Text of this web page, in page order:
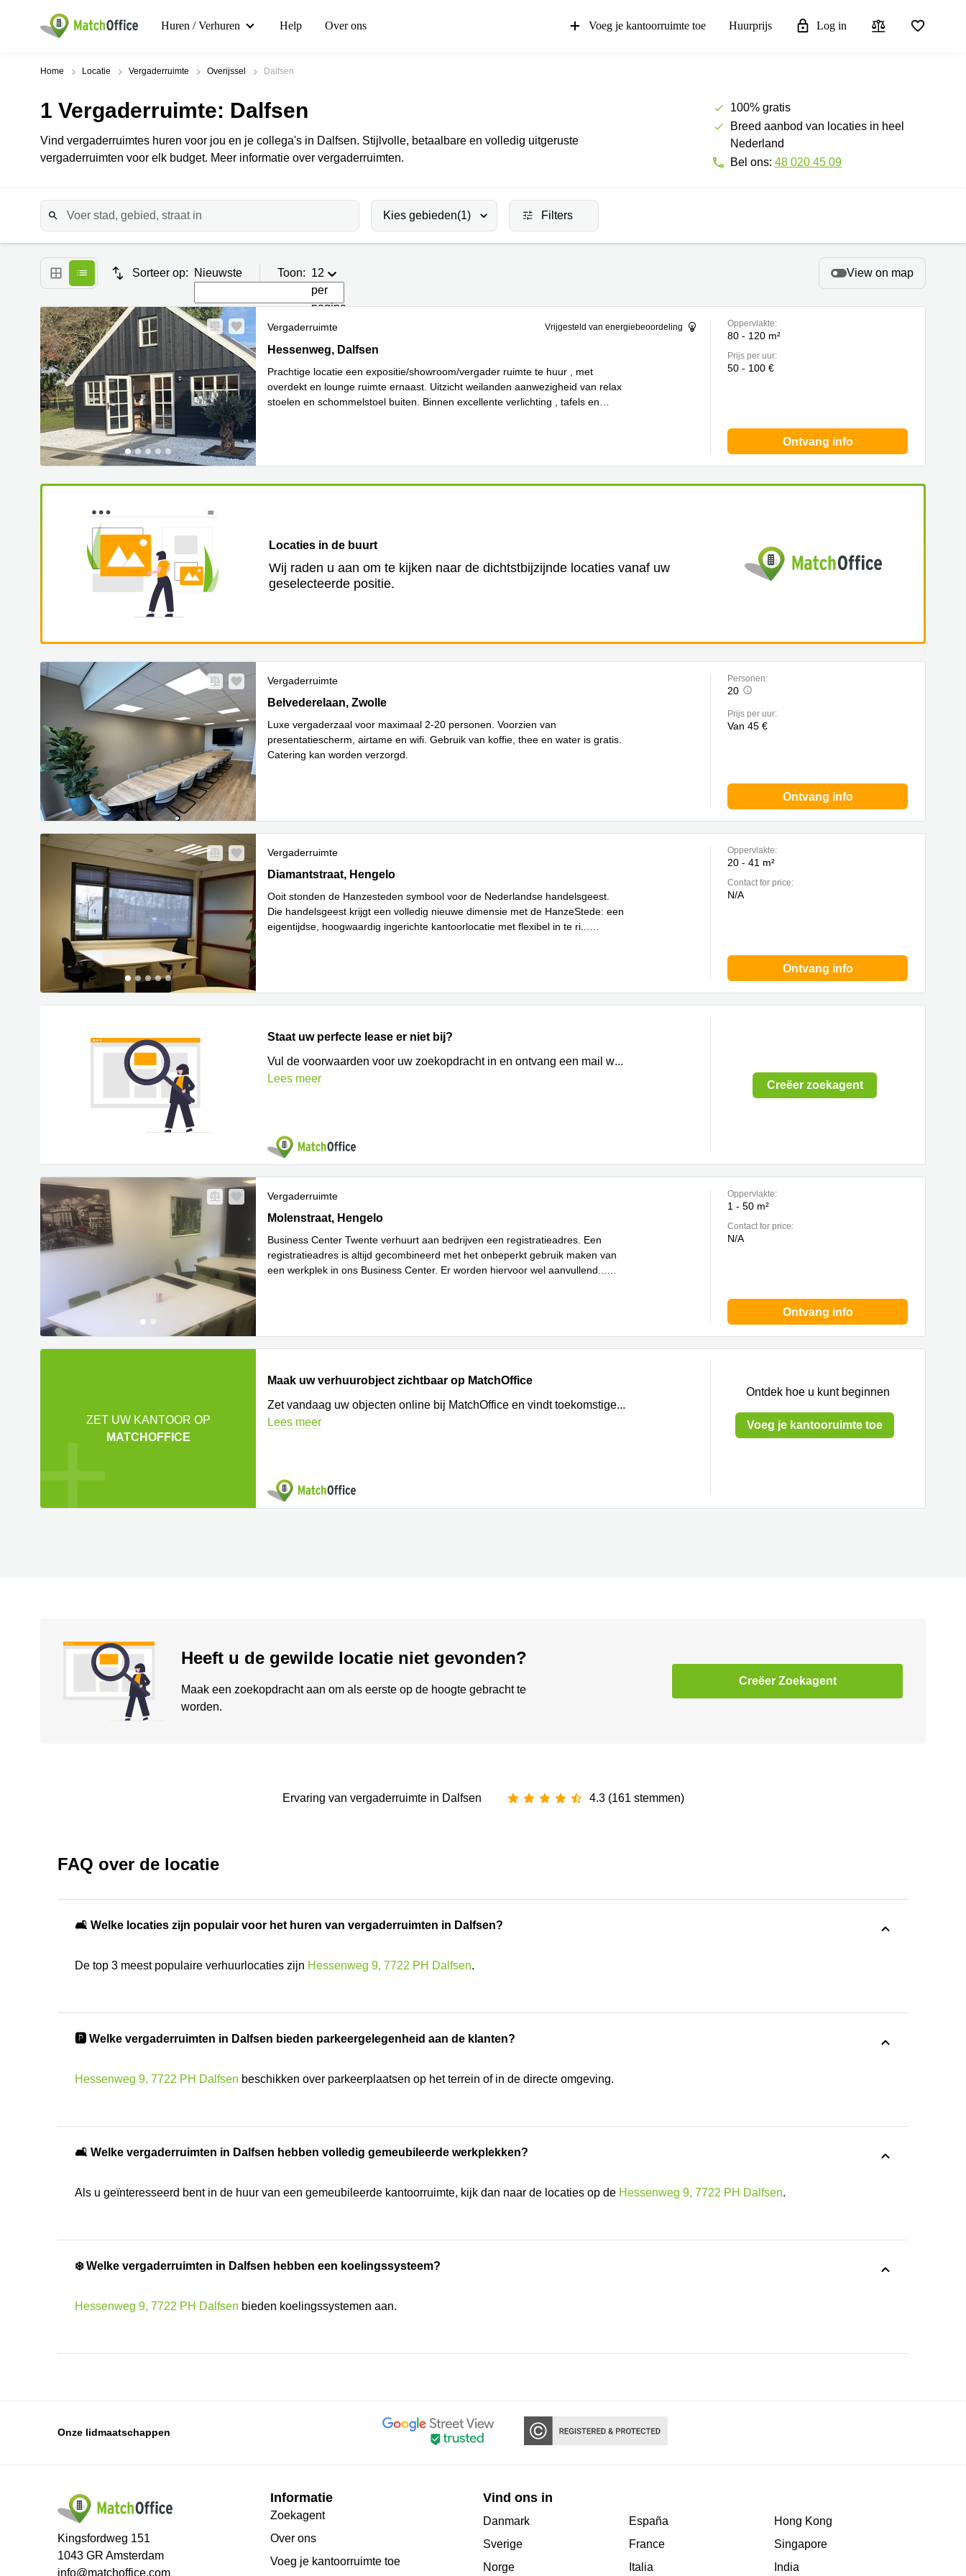
Huren / Verhuren Help Over ons Voeg je kantoorruimte toe Huurprijs Log in
Home Locatie Vergaderruimte Overijssel Dalfsen
1 Vergaderruimte: Dalfsen
Vind vergaderruimtes huren voor jou en je collega's in Dalfsen. Stijlvolle, betaalbare en volledig uitgeruste
vergaderruimten voor elk budget. Meer informatie over vergaderruimten.
100% gratis
Breed aanbod van locaties in heel
Nederland
Bel ons: 48 020 45 09
Kies gebieden(1) Filters
Sorteer op: Nieuwste Toon: 12
per
pagina
View on map
Vergaderruimte Vrijgesteld van energiebeoordeling
Hessenweg 9, Dalfsen
Hessenweg, Dalfsen
Prachtige locatie een expositie/showroom/vergader ruimte te huur , met
overdekt en lounge ruimte ernaast. Uitzicht weilanden aanwezigheid van relax
stoelen en schommelstoel buiten. Binnen excellente verlichting , tafels en
Oppervlakte:
80 - 120 m²
Prijs per uur:
50 - 100 €
Ontvang info
Locaties in de buurt
Wij raden u aan om te kijken naar de dichtstbijzijnde locaties vanaf uw
geselecteerde positie.
Vergaderruimte
Belvederelaan 101, Zwolle
Belvederelaan, Zwolle
Luxe vergaderzaal voor maximaal 2-20 personen. Voorzien van
presentatiescherm, airtame en wifi. Gebruik van koffie, thee en water is gratis.
Catering kan worden verzorgd.
Personen:
20
Prijs per uur:
Van 45 €
Ontvang info
Vergaderruimte
Diamantstraat 3, Hengelo
Diamantstraat, Hengelo
Ooit stonden de Hanzesteden symbool voor de Nederlandse handelsgeest.
Die handelsgeest krijgt een volledig nieuwe dimensie met de HanzeStede: een
eigentijdse, hoogwaardig ingerichte kantoorlocatie met flexibel in te ri
Oppervlakte:
20 - 41 m²
Contact for price:
N/A
Ontvang info
Staat uw perfecte lease er niet bij?
Vul de voorwaarden voor uw zoekopdracht in en ontvang een mail w...
Lees meer
Creëer zoekagent
Vergaderruimte
Molenstraat 20, Hengelo
Molenstraat, Hengelo
Business Center Twente verhuurt aan bedrijven een registratieadres. Een
registratieadres is altijd gecombineerd met het onbeperkt gebruik maken van
een werkplek in ons Business Center. Er worden hiervoor wel aanvullend
Oppervlakte:
1 - 50 m²
Contact for price:
N/A
Ontvang info
ZET UW KANTOOR OP
MATCHOFFICE
Maak uw verhuurobject zichtbaar op MatchOffice
Zet vandaag uw objecten online bij MatchOffice en vindt toekomstige...
Lees meer
Ontdek hoe u kunt beginnen
Voeg je kantooruimte toe
Heeft u de gewilde locatie niet gevonden?
Maak een zoekopdracht aan om als eerste op de hoogte gebracht te
worden.
Creëer Zoekagent
Ervaring van ‪vergaderruimte‬ in Dalfsen 4.3 (161 stemmen)
FAQ over de locatie
🛋️ Welke locaties zijn populair voor het huren van vergaderruimten in Dalfsen?
De top 3 meest populaire verhuurlocaties zijn Hessenweg 9, 7722 PH Dalfsen.
🅿️ Welke vergaderruimten in Dalfsen bieden parkeergelegenheid aan de klanten?
Hessenweg 9, 7722 PH Dalfsen beschikken over parkeerplaatsen op het terrein of in de directe omgeving.
🛋️ Welke vergaderruimten in Dalfsen hebben volledig gemeubileerde werkplekken?
Als u geïnteresseerd bent in de huur van een gemeubileerde kantoorruimte, kijk dan naar de locaties op de Hessenweg 9, 7722 PH Dalfsen.
❄️ Welke vergaderruimten in Dalfsen hebben een koelingssysteem?
Hessenweg 9, 7722 PH Dalfsen bieden koelingssystemen aan.
Onze lidmaatschappen
Kingsfordweg 151
1043 GR Amsterdam
info@matchoffice.com
Informatie
Zoekagent
Over ons
Voeg je kantoorruimte toe
Vind ons in
Danmark
Sverige
Norge
España
France
Italia
Hong Kong
Singapore
India